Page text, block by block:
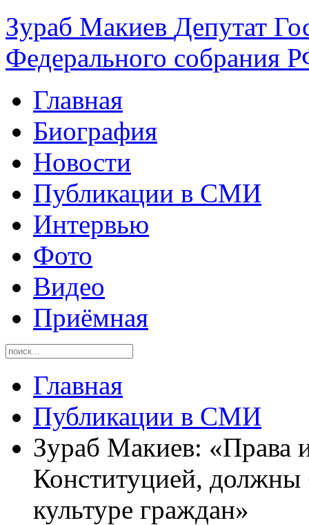
Зураб Макиев Депутат
Федерального собрания
Главная
Биография
Новости
Публикации в СМИ
Интервью
Фото
Видео
Приёмная
Главная
Публикации в СМИ
Зураб Макиев: «Права
Конституцией, должны
культуре граждан»